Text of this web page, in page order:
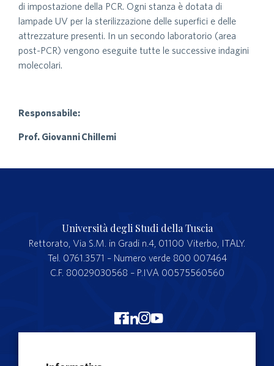
di impostazione della PCR. Ogni stanza è dotata di
lampade UV per la sterilizzazione delle superfici e delle
attrezzature presenti. In un secondo laboratorio (area
post-PCR) vengono eseguite tutte le successive indagini
molecolari.
Responsabile:
Prof. Giovanni Chillemi
Università degli Studi della Tuscia
Rettorato, Via S.M. in Gradi n.4, 01100 Viterbo, ITALY.
Tel. 0761.3571 – Numero verde 800 007464
C.F. 80029030568 – P.IVA 00575560560